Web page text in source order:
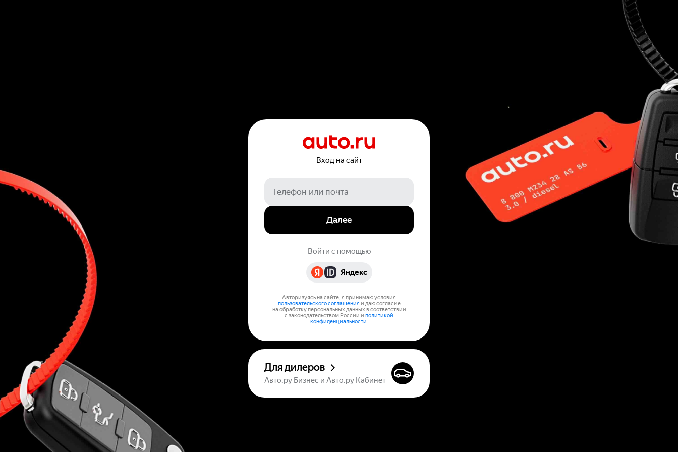
Вход на сайт
Далее
Войти с помощью
Яндекс
Авторизуясь на сайте, я принимаю условия
пользовательского соглашения и даю согласие
на обработку персональных данных в соответствии
с законодательством России и политикой
конфиденциальности.
Для дилеров
Авто.ру Бизнес и Авто.ру Кабинет